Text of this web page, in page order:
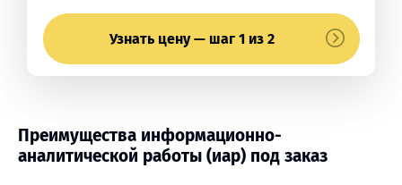
Узнать цену — шаг 1 из 2
Преимущества информационно-
аналитической работы (иар) под заказ